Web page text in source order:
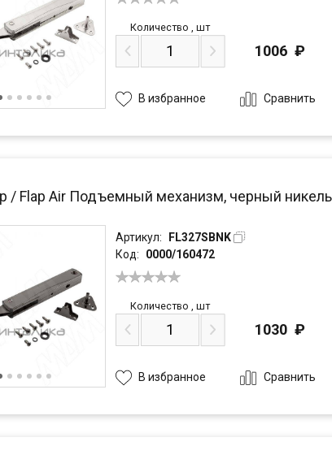
Количество ,шт
1006 ₽
В избранное Сравнить
/ Flap Air Подъемный механизм, черный
Артикул:
FL327SBNK
Код:
0000/160472
Количество ,шт
1030 ₽
В избранное Сравнить